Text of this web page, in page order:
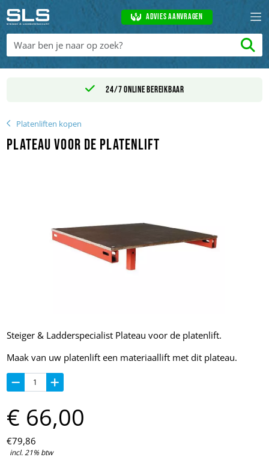
Advies aanvragen
24/7 online bereikbaar
Platenliften kopen
Plateau voor de platenlift
Steiger & Ladderspecialist Plateau voor de platenlift.
Maak van uw platenlift een materiaallift met dit plateau.
€79,86
incl. 21% btw
€ 66,00